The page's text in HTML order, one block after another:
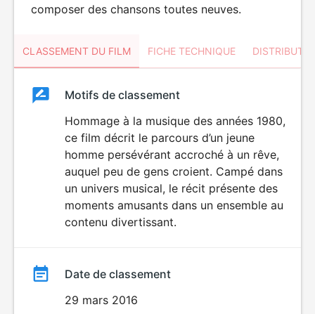
composer des chansons toutes neuves.
CLASSEMENT DU FILM FICHE TECHNIQUE
ClassementClassement
Motifs de classement
Hommage à la musique des années 1980,
ce film décrit le parcours d’un jeune
homme persévérant accroché à un rêve,
auquel peu de gens croient. Campé dans
un univers musical, le récit présente des
moments amusants dans un ensemble au
contenu divertissant.
Date de classement
29 mars 2016